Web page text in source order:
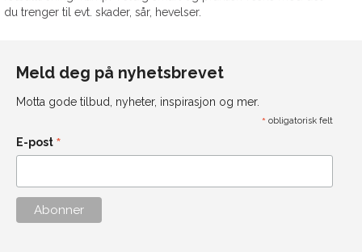
du trenger til evt. skader, sår, hevelser.
Meld deg på nyhetsbrevet
Motta gode tilbud, nyheter, inspirasjon og mer.
* obligatorisk felt
E-post *